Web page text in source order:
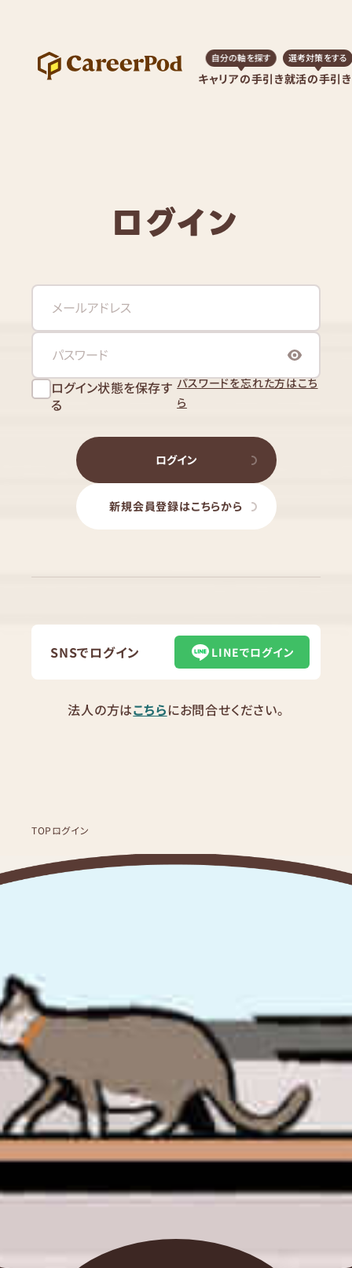
キャリアの手引き
自分の軸を探す
就活の手引き
選考対策をする
ログイン
ログイン状態を保存す
る
パスワードを忘れた方はこち
ら
ログイン
新規会員登録はこちらから
SNSでログイン LINEでログイン
法人の方はこちらにお問合せください。
TOPログイン